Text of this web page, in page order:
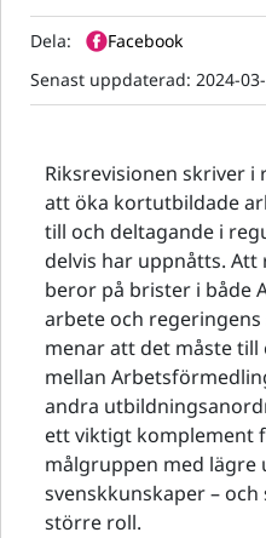
Dela:
Facebook
Senast uppdaterad: 2024-
Riksrevisionen skriver
att öka kortutbildade
till och deltagande i
delvis har uppnåtts.
beror på brister i både
arbete och
menar att det måste
mellan
andra
ett viktigt komplement
målgruppen med lägre
svenskkunskaper –
större roll.